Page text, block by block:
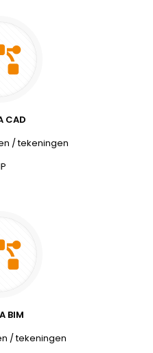
CAD
/ tekeningen
BIM
/ tekeningen